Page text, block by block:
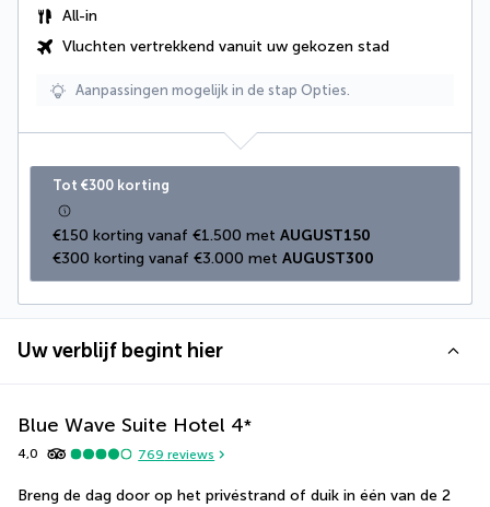
All-in
Vluchten vertrekkend vanuit uw gekozen stad
Aanpassingen mogelijk in de stap Opties.
Tot €300 korting
€150 korting vanaf €1.500 met AUGUST150
€300 korting vanaf €3.000 met AUGUST300
Uw verblijf begint hier
Blue Wave Suite Hotel 4*
4,0 769 reviews
Breng de dag door op het privéstrand of duik in één van de 2